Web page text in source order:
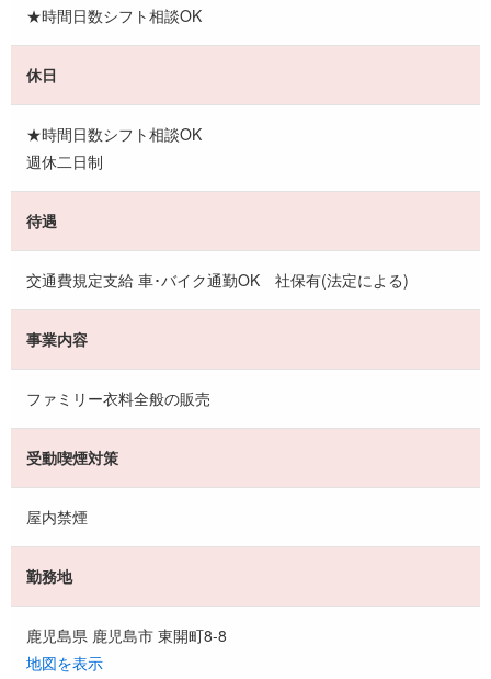
★時間日数シフト相談OK
休日
★時間日数シフト相談OK
週休二日制
待遇
交通費規定支給 車･バイク通勤OK 社保有(法定による)
事業内容
ファミリー衣料全般の販売
受動喫煙対策
屋内禁煙
勤務地
鹿児島県 鹿児島市 東開町8-8
地図を表示